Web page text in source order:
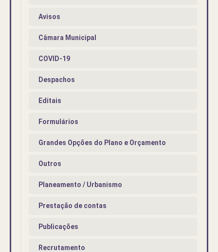
Avisos
Câmara Municipal
COVID-19
Despachos
Editais
Formulários
Grandes Opções do Plano e Orçamento
Outros
Planeamento / Urbanismo
Prestação de contas
Publicações
Recrutamento